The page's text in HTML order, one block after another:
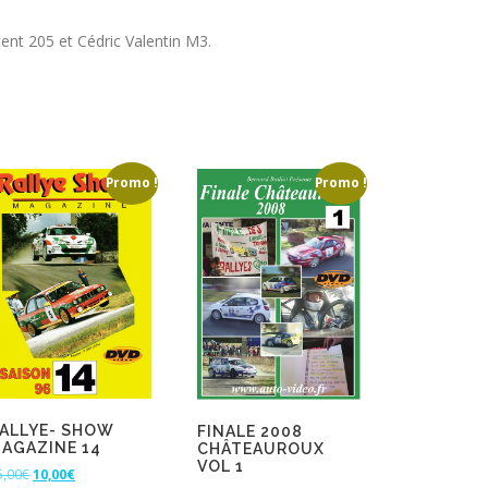
205 et Cédric Valentin M3.
Promo !
SHOW
14
€L
10,00€L
Promo !
FINALE 2008
CHÂTEAUROUX
VOL 1